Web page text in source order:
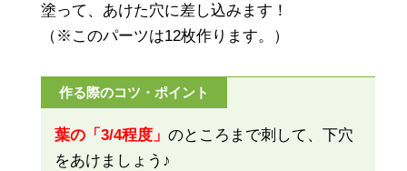
塗って、あけた穴に差し込みます！
（※このパーツは12枚作ります。）
作る際のコツ・ポイント
葉の「3/4程度」 のところまで刺して、下穴
をあけましょう♪